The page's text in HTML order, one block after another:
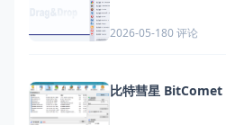
2026-05-180 评论
比特彗星 BitComet